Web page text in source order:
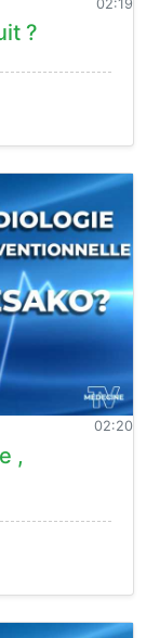
02:19
?
02:20
,